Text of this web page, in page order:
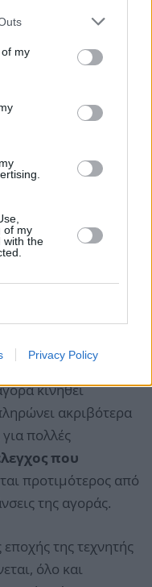
my
of my
with the
Privacy Policy
η
νέα. Η Apple
άδειες εδώ
πρόσφατος
στο πεδίο. Άλλες
Oracle
που σχετίζονται με
, ενώ εταιρείες
στελέχη για τη
Αν μια εταιρεία
κινηθεί
ακριβότερα
πολλές
που
προτιμότερος από
της αγοράς.
της τεχνητής
όλο και